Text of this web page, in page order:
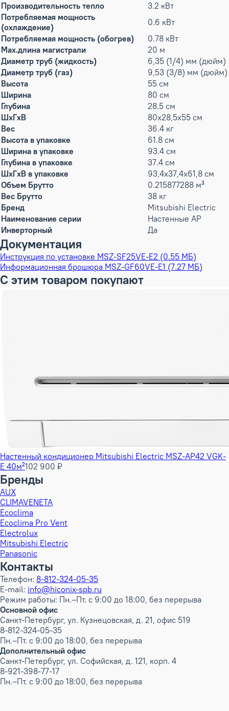
Производительность тепло
3.2 кВт
Потребляемая мощность
(охлаждение)
0.6 кВт
Потребляемая мощность (обогрев)
0.78 кВт
Max.длина магистрали
20 м
Диаметр труб (жидкость)
6,35 (1/4) мм (дюйм)
Диаметр труб (газ)
9,53 (3/8) мм (дюйм)
Высота
55 см
Ширина
80 см
Глубина
28.5 см
ШxГxВ
80x28,5x55 см
Вес
36.4 кг
Высота в упаковке
61.8 см
Ширина в упаковке
93.4 см
Глубина в упаковке
37.4 см
ШxГxВ в упаковке
93,4x37,4x61,8 см
Объем Брутто
0.215877288 м³
Вес Брутто
38 кг
Бренд
Mitsubishi Electric
Наименование серии
Настенные AP
Инверторный
Да
Документация
Инструкция по установке MSZ-SF25VE-E2 (0.55 МБ)
Информационная брошюра MSZ-GF60VE-E1 (7.27 МБ)
С этим товаром покупают
Настенный кондиционер Mitsubishi Electric MSZ-AP42 VGK-
E 40м²102 900 ₽
Бренды
AUX
CLIMAVENETA
Ecoclima
Ecoclima Pro Vent
Electrolux
Mitsubishi Electric
Panasonic
Контакты
Телефон: 8-812-324-05-35
E-mail: info@hiconix-spb.ru
Режим работы: Пн.–Пт. с 9:00 до 18:00, без перерыва
Основной офис
Санкт-Петербург, ул. Кузнецовская, д. 21, офис 519
8-812-324-05-35
Пн.–Пт. с 9:00 до 18:00, без перерыва
Дополнительный офис
Санкт-Петербург, ул. Софийская, д. 121, корп. 4
8-921-398-77-17
Пн.–Пт. с 9:00 до 18:00, без перерыва